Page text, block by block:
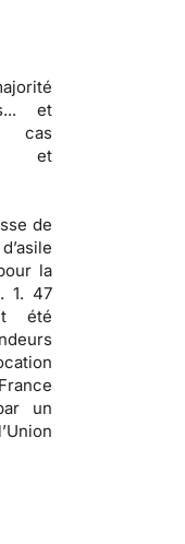
et
et
de
la
1. 47
été
un